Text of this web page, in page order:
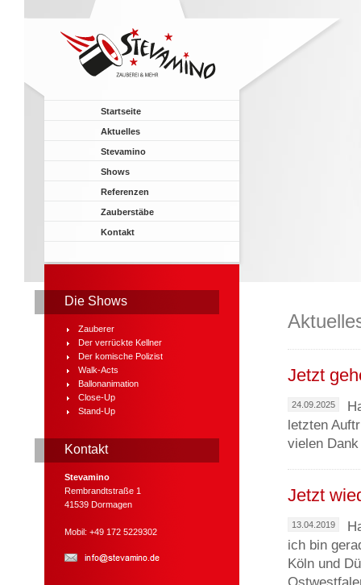
Startseite
Aktuelles
Stevamino
Shows
Referenzen
Zauberstäbe
Kontakt
Die Shows
Zauberer
Der verrückte Kellner
Der komische Polizist
Walk-Acts
Ballonanimation
Close-Up
Stand-Up
Kontakt
Stevamino
Rembrandtstraße 1
41539 Dormagen
Mobil: +49 172 5229302
Jetzt
24.09.2025
letzten
vielen
Jetzt
13.04.2019
ich bin
Köln und